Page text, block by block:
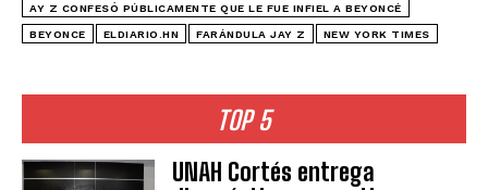
TOP 5
UNAH Cortés entrega
AY Z CONFESÓ PÚBLICAMENTE QUE LE FUE INFIEL A BEYONCÉ
BEYONCE ELDIARIO.HN FARÁNDULA JAY Z NEW YORK TIMES